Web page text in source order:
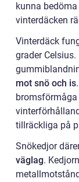
kunna
vinterdäcken
Vinterdäck
grader
mot snö och is
tillräckliga på
Snökedjor
väglag.